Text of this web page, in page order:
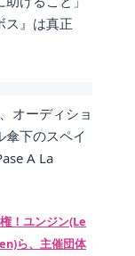
ス』は真正
オーディショ
傘下のスペイ
A La
！ユンジン(Le
ら、主催団体